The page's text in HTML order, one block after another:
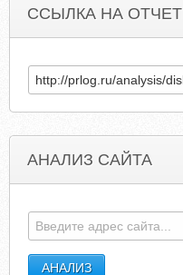
ССЫЛКА НА ОТЧЕТ
АНАЛИЗ САЙТА